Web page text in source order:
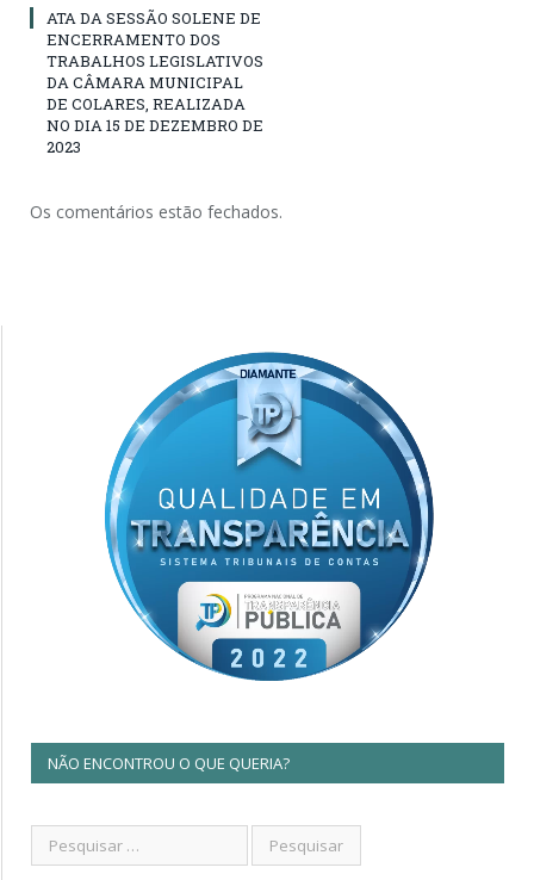
ATA DA SESSÃO SOLENE DE
ENCERRAMENTO DOS
TRABALHOS LEGISLATIVOS
DA CÂMARA MUNICIPAL
DE COLARES, REALIZADA
NO DIA 15 DE DEZEMBRO DE
2023
Os comentários estão fechados.
NÃO ENCONTROU O QUE QUERIA?